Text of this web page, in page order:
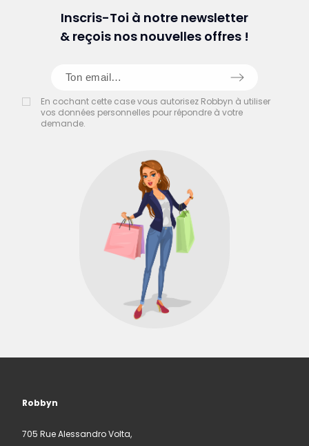
Inscris-Toi à notre newsletter
& reçois nos nouvelles offres !
En cochant cette case vous autorisez Robbyn à utiliser
vos données personnelles pour répondre à votre
demande.
Robbyn
705 Rue Alessandro Volta,